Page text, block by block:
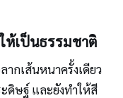
ห้เป็นธรรมชาติ
กเส้นหนาครั้งเดียว
ดิษฐ์ และยังทำให้สี